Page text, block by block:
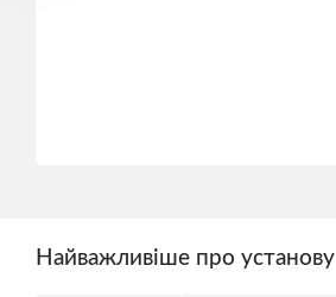
Найважливіше про установу